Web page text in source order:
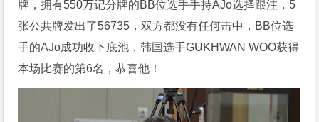
牌，拥有550万记分牌的BB位选手手持AJo选择跟注，5
张公共牌发出了56735，双方都没有任何击中，BB位选
手的AJo成功收下底池，韩国选手GUKHWAN WOO获得
本场比赛的第6名，恭喜他！